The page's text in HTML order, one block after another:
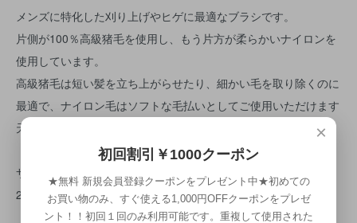
メンズに特化した刈り上げやヒゲに最適なブラシです。
片側が100％高級猪毛を使用し、もう片方が柔らかいナイロンを
使用しています。
高級猪毛は短い髪を立ち上がらせたり、細かい毛を取り除くのに
最適で、ナイロン毛はソフトな毛払いとしてご使用いただけます
天然木のハンドルは使い心地を追求した形状に仕上げています。
サイズ
205×50×33mm
×
初回割引￥1000クーポン
★無料 新規会員登録クーポンをプレゼント中★初めての
お買い物のみ、すぐ使える1,000円OFFクーポンをプレゼ
ント！！初回１回のみ利用可能です。重複して使用された